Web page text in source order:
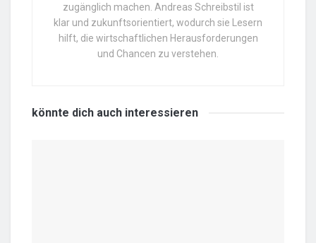
zugänglich machen. Andreas Schreibstil ist
klar und zukunftsorientiert, wodurch sie Lesern
hilft, die wirtschaftlichen Herausforderungen
und Chancen zu verstehen.
könnte dich auch interessieren